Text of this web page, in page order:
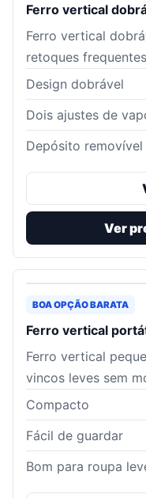
Ferro vertical
Ferro vertical
retoques
Design dobrável
Dois ajustes de
Depósito removível
Ver
BOA OPÇÃO BARATA
Ferro vertical
Ferro vertical
vincos leves sem
Compacto
Fácil de guardar
Bom para roupa